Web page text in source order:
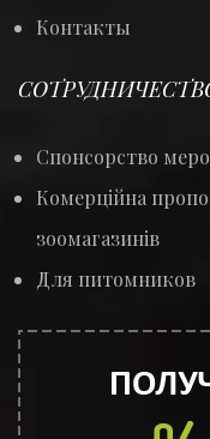
Контакты
Спонсорство
Комерційна
зоомагазинів
Для питомников